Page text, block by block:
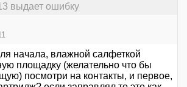
выдает ошибку
начала, влажной салфеткой
площадку (желательно что бы
посмотри на контакты, и первое,